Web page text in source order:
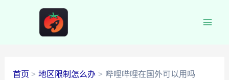
首页 地区限制怎么办 哔哩哔哩在国外可以用吗